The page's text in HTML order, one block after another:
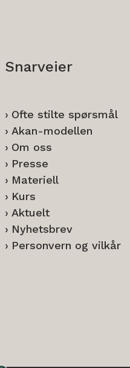
Snarveier
Ofte stilte spørsmål
Akan-modellen
Om oss
Presse
Materiell
Kurs
Aktuelt
Nyhetsbrev
Personvern og vilkår